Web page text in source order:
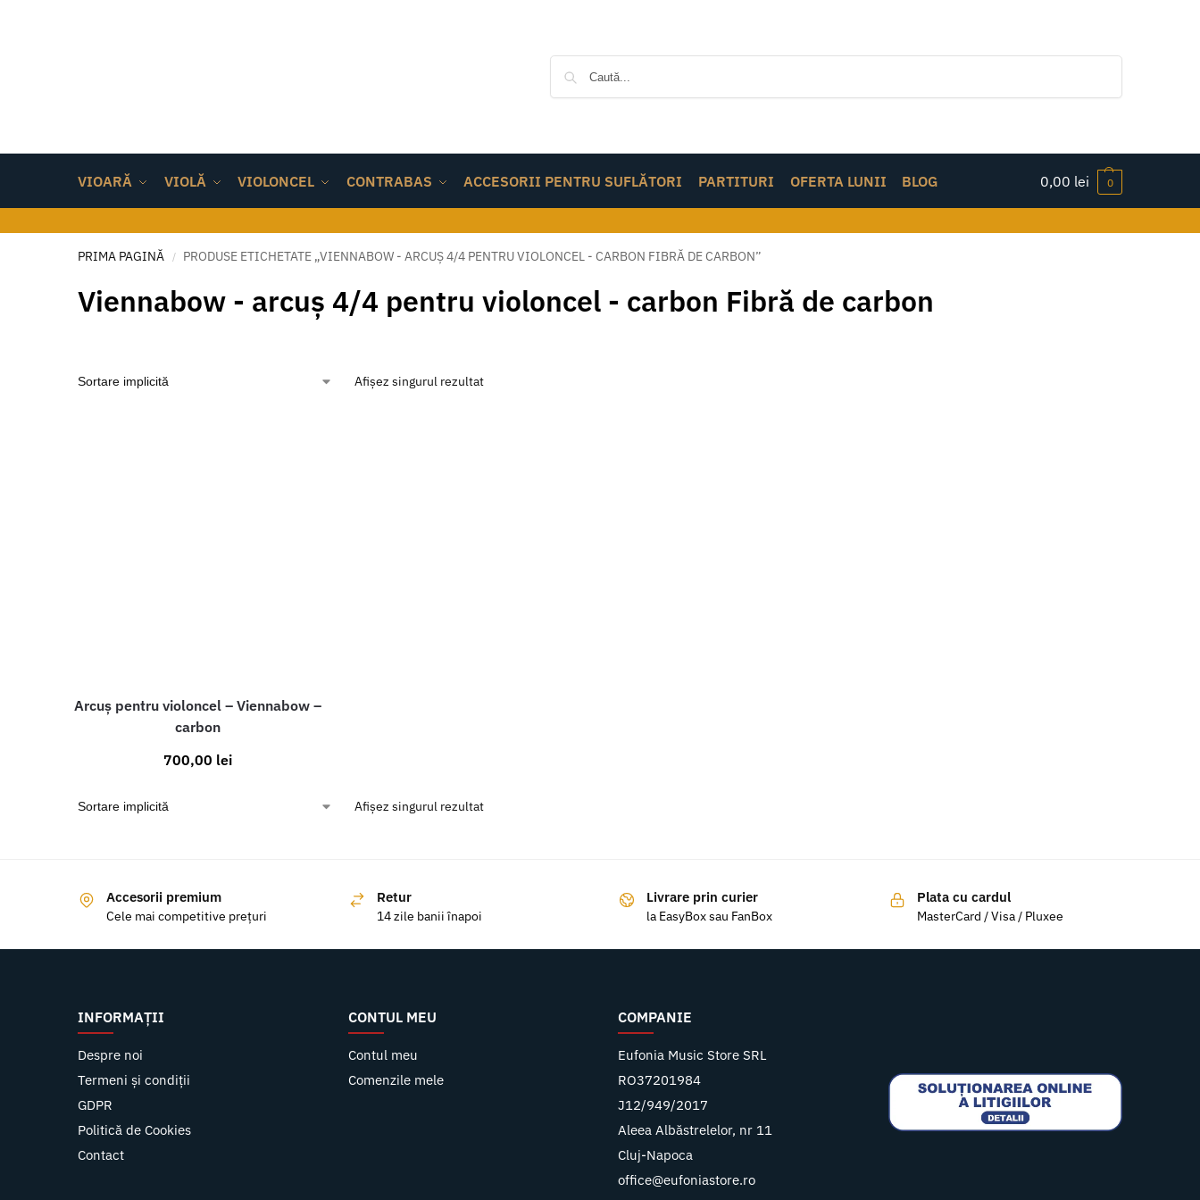
VIOARĂ VIOLĂ VIOLONCEL CONTRABAS ACCESORII PENTRU SUFLĂTORI PARTITURI OFERTA LUNII BLOG 0,00 lei 0
PRIMA PAGINĂ / PRODUSE ETICHETATE „VIENNABOW - ARCUȘ 4/4 PENTRU VIOLONCEL - CARBON FIBRĂ DE CARBON”
Viennabow - arcuș 4/4 pentru violoncel - carbon Fibră de carbon
Afișez singurul rezultat
Arcuș pentru violoncel – Viennabow –
carbon
700,00 lei
Afișez singurul rezultat
Accesorii premium
Cele mai competitive prețuri
Retur
14 zile banii înapoi
Livrare prin curier
la EasyBox sau FanBox
Plata cu cardul
MasterCard / Visa / Pluxee
INFORMAȚII
Despre noi
Termeni și condiții
GDPR
Politică de Cookies
Contact
CONTUL MEU
Contul meu
Comenzile mele
COMPANIE
Eufonia Music Store SRL
RO37201984
J12/949/2017
Aleea Albăstrelelor, nr 11
Cluj-Napoca
office@eufoniastore.ro